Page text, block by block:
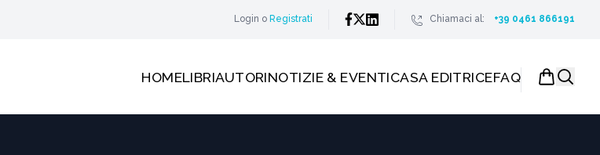
Login o Registrati Chiamaci al: +39 0461 866191
HOMELIBRIAUTORINOTIZIE & EVENTICASA EDITRICEFAQ